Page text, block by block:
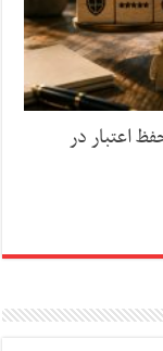
اعتبار در